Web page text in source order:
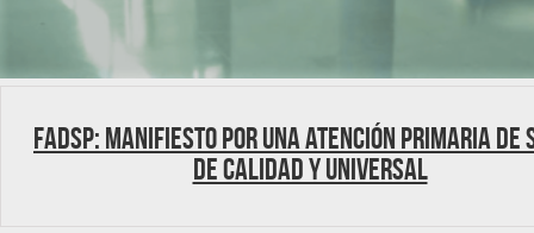
FADSP: Manifiesto por una Atención Primaria de
de calidad y universal